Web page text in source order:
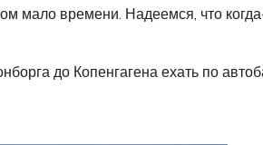
мало времени. Надеемся, что
до Копенгагена ехать по